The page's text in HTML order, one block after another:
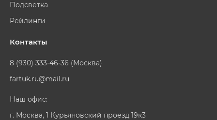
Подсветка
Рейлинги
Контакты
8 (930) 333-46-36 (Москва)
fartuk.ru@mail.ru
Наш офис:
г. Москва, 1 Курьяновский проезд 19к3